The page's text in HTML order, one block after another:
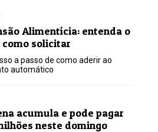
Alimentícia: entenda o
como solicitar
a passo de como aderir ao
automático
acumula e pode pagar
neste domingo